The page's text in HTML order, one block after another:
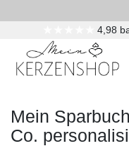
4,98
Mein
Co.